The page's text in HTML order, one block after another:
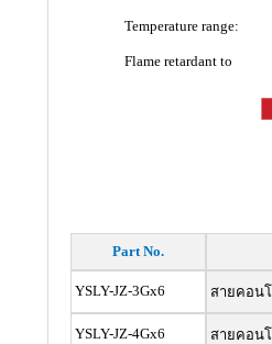
Temperature range:
Flame retardant to
Part No.
YSLY-JZ-3Gx6 สายคอนโ
YSLY-JZ-4Gx6 สายคอนโ